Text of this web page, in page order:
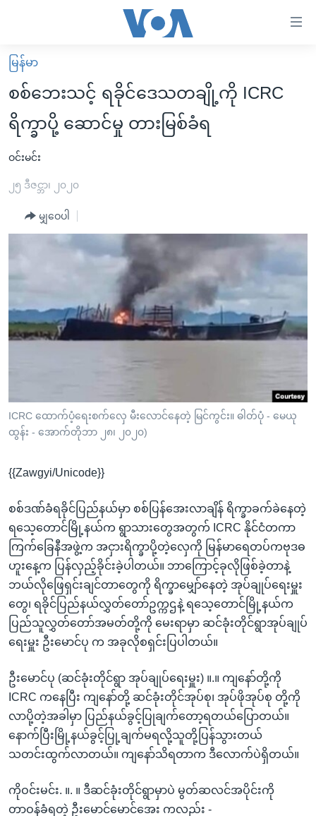
လွယ်ကူ
စေ
သည့်
Link
များ
ပင်မ
အ
ညွန်း
ကြည့်
ရန်
ရန်
သို့
ကျော်
ရန်
မူလစာမျက်နှာ
မြန်မာ
ကမ္ဘာ့သတင်းများ
နိုင်ငံတကာ
အစ္စရေး-ပါလက်စတိုင်း
ဗွီဒီယို
အင်္ဂလိပ်စာလေ့လာမယ်
အမေရိကန်သုံးအီဒီယံ
ရုပ်ရှင်ထဲက အင်္ဂလိပ်စာ
သုတပဒေသာ အင်္ဂလိပ်စာ
အပတ်စဉ်ကဏ္ဍများ
ရေဒီယိုနှင့်ရုပ်သံ အချက်အလက်များ
ရေဒီယို/တီဗွီအစီအစဉ်
Learning English
မြန်မာ
စစ်ဘေးသင့် ရခိုင်ဒေသတချို့ကို ICRC
ရိက္ခာပို့ ဆောင်မှု တားမြစ်ခံရ
ဝင်းမင်း
၂၅ ဒီဇင္ဘာ၊ ၂၀၂၀
မျှဝေပါ
ICRC ထောက်ပံ့ရေးစက်လှေ မီးလောင်နေတဲ့ မြင်ကွင်း။ ဓါတ်ပုံ - မေယု
ထွန်း - အောက်တိုဘာ ၂၈၊ ၂၀၂၀)
{{Zawgyi/Unicode}}
စစ်ဒဏ်ခံရခိုင်ပြည်နယ်မှာ စစ်ပြန်အေးလာချိန် ရိက္ခာခက်ခဲနေတဲ့
ရသေ့တောင်မြို့နယ်က ရွာသားတွေအတွက် ICRC နိုင်ငံတကာ
ကြက်ခြေနီအဖွဲ့က အငှားရိက္ခာပို့တဲ့လှေကို မြန်မာရေတပ်ကဗုဒဓ
ဟူးနေ့က ပြန်လှည့်ခိုင်းခဲ့ပါတယ်။ ဘာကြောင့်ခုလိုဖြစ်ခဲ့တာနဲ့
ဘယ်လိုဖြေရှင်းချင်တာတွေကို ရိက္ခာမျှော်နေတဲ့ အုပ်ချုပ်ရေးမှူး
တွေ၊ ရခိုင်ပြည်နယ်လွှတ်တော်ဥက္ကဌနဲ့ ရသေ့တောင်မြို့နယ်က
ပြည်သူလွှတ်တော်အမတ်တို့ကို မေးရာမှာ ဆင်ခုံးတိုင်ရွာအုပ်ချုပ်
ရေးမှူး ဦးမောင်ပု က အခုလိုစရှင်းပြပါတယ်။
ဦးမောင်ပု (ဆင်ခုံးတိုင်ရွာ အုပ်ချုပ်ရေးမှူး) ။.။ ကျနော်တို့ကို
ICRC ကနေပြီး ကျနော်တို့ ဆင်ခုံးတိုင်အုပ်စု၊ အုပ်ဖိုအုပ်စု တို့ကို
လာပို့တဲ့အခါမှာ ပြည်နယ်ခွင့်ပြုချက်တော့ရတယ်ပြောတယ်။
နောက်ပြီးမြို့နယ်ခွင့်ပြု့ချက်မရလို့သူတို့ပြန်သွားတယ်
သတင်းထွက်လာတယ်။ ကျနော်သိရတာက ဒီလောက်ပဲရှိတယ်။
ကိုဝင်းမင်း. ။. ။ ဒီဆင်ခုံးတိုင်ရွာမှာပဲ မွတ်ဆလင်အပိုင်းကို
တာဝန်ခံရတဲ့ ဦးမောင်မောင်အေး ကလည်း -